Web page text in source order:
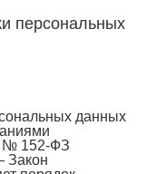
персональных
данных
№ 152-ФЗ
Закон